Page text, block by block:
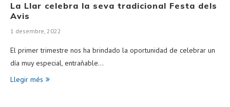
La Llar celebra la seva tradicional Festa dels
Avis
1 desembre, 2022
El primer trimestre nos ha brindado la oportunidad de celebrar un
día muy especial, entrañable…
Llegir més